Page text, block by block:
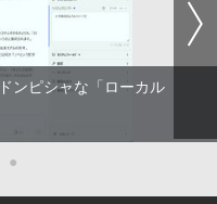
ンピシャな「ローカル
●